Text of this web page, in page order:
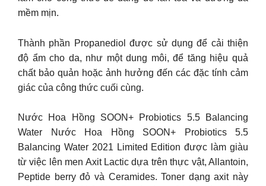
mềm mịn.
Thành phần Propanediol được sử dụng để cải thiện
độ ẩm cho da, như một dung môi, để tăng hiệu quả
chất bảo quản hoặc ảnh hưởng đến các đặc tính cảm
giác của công thức cuối cùng.
Nước Hoa Hồng SOON+ Probiotics 5.5 Balancing
Water Nước Hoa Hồng SOON+ Probiotics 5.5
Balancing Water 2021 Limited Edition được làm giàu
từ việc lên men Axit Lactic dựa trên thực vật, Allantoin,
Peptide berry đỏ và Ceramides. Toner dạng axit này